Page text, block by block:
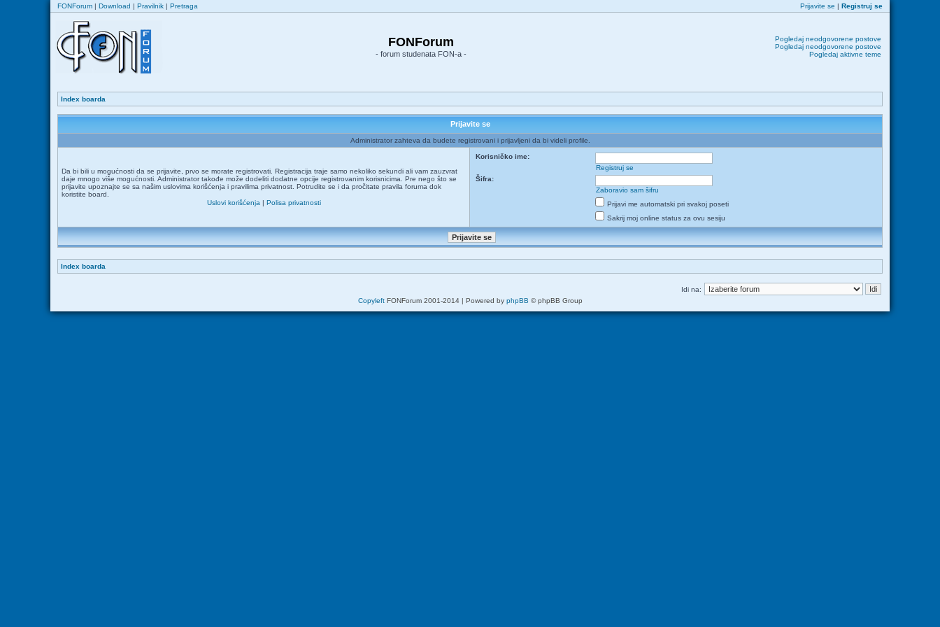
FONForum | Download | Pravilnik | Pretraga Prijavite se | Registruj se
FONForum
- forum studenata FON-a -
Pogledaj neodgovorene postove
Pogledaj neodgovorene postove
Pogledaj aktivne teme
Index boarda
Prijavite se
Administrator zahteva da budete registrovani i prijavljeni da bi videli profile.
Da bi bili u mogućnosti da se prijavite, prvo se morate registrovati. Registracija traje samo nekoliko sekundi ali vam zauzvrat
daje mnogo više mogućnosti. Administrator takođe može dodeliti dodatne opcije registrovanim korisnicima. Pre nego što se
prijavite upoznajte se sa našim uslovima korišćenja i pravilima privatnost. Potrudite se i da pročitate pravila foruma dok
koristite board.
Uslovi korišćenja | Polisa privatnosti
Korisničko ime:
Registruj se
Šifra:
Zaboravio sam šifru
Prijavi me automatski pri svakoj poseti
Sakrij moj online status za ovu sesiju
Index boarda
Idi na:
CopyleftFONForum 2001-2014 | Powered by phpBB © phpBB Group